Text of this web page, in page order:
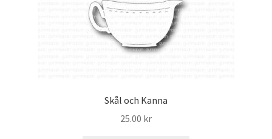
Skål och Kanna
25.00 kr